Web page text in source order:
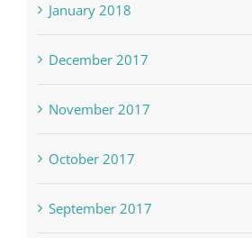
January 2018
December 2017
November 2017
October 2017
September 2017